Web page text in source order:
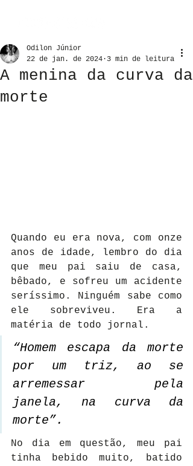
A menina da curva da
morte
Odilon Júnior
22 de jan. de 2024 3 min de leitura
Quando eu era nova, com onze
anos de idade, lembro do dia
que meu pai saiu de casa,
bêbado, e sofreu um acidente
seríssimo. Ninguém sabe como
ele sobreviveu. Era a
matéria de todo jornal.
“Homem escapa da morte
por um triz, ao se
arremessar pela
janela, na curva da
morte”.
No dia em questão, meu pai
tinha bebido muito, batido